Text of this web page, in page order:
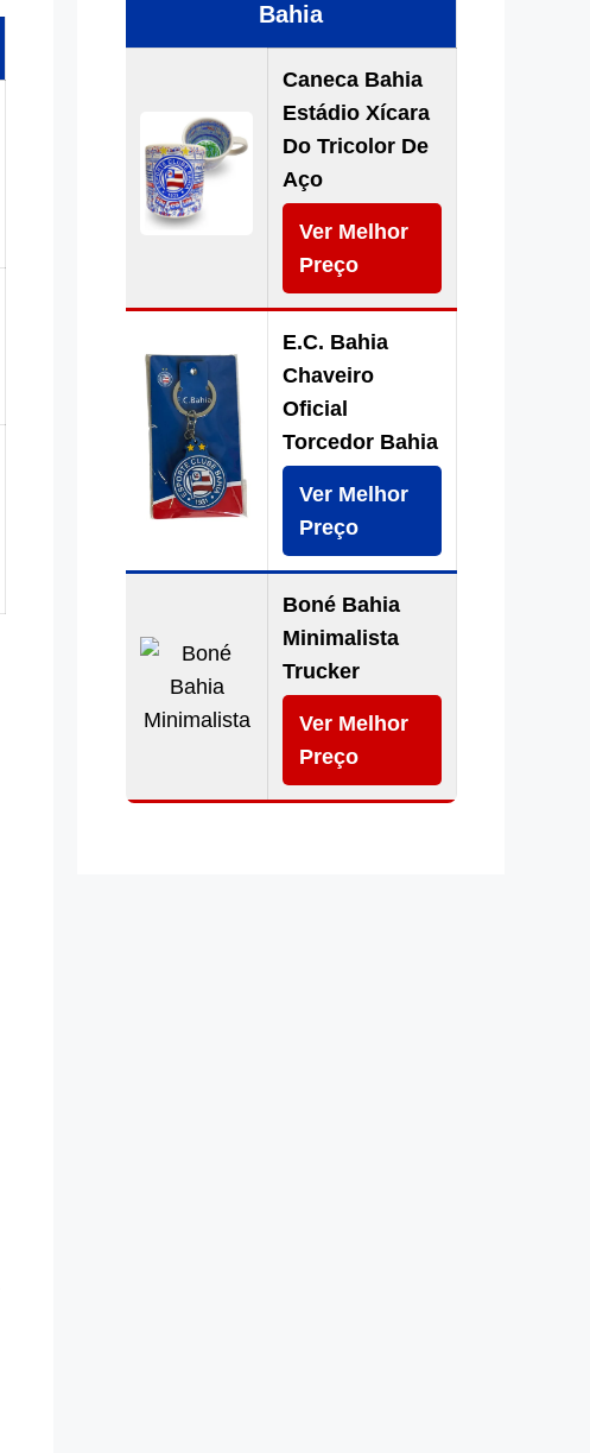
Bahia
Caneca Bahia
Estádio Xícara
Do Tricolor De
Aço
Ver Melhor
Preço
E.C. Bahia
Chaveiro
Oficial
Torcedor Bahia
Ver Melhor
Preço
Boné Bahia
Minimalista
Trucker
Ver Melhor
Preço